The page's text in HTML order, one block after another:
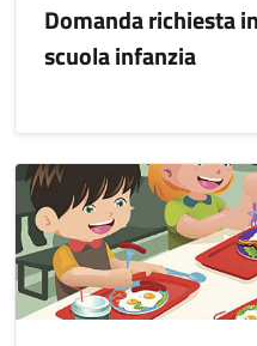
Domanda richiesta
scuola infanzia